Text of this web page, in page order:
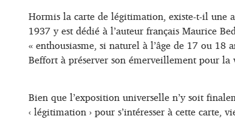
Hormis la carte de légitimation, existe-t-il une
1937 y est dédié à l’auteur français Maurice
« enthousiasme, si naturel à l’âge de 17 ou
Beffort à préserver son émerveillement pour la
Bien que l’exposition universelle n’y soit
‹ légitimation › pour s’intéresser à cette carte,